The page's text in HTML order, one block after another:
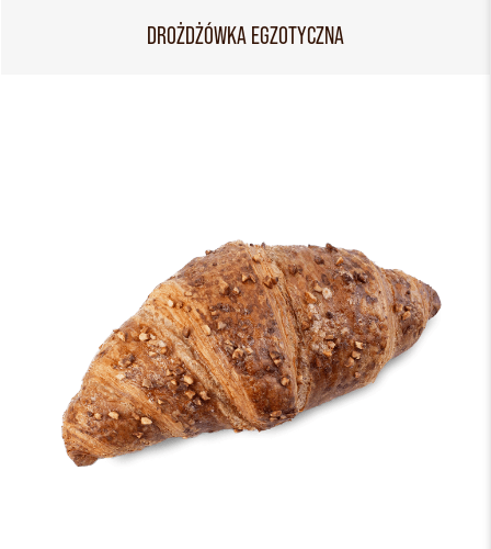
DROŻDŻÓWKA EGZOTYCZNA